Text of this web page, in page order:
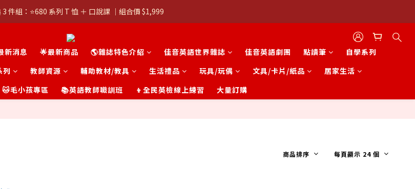
3 件組：⭐680 系列 T 恤 ＋ 口說課 ｜組合價 $1,999
3 件組：⭐680 系列 T 恤 ＋ 口說課 ｜組合價 $1,999
潮T任選兩件$1000
件組：⭐680 系列 T 恤 ＋ 口說課 ｜組合價 $1,999
新消息 🌟最新商品 🌎雜誌特色介紹 佳音英語世界雜誌 佳音英語劇團 點讀筆
自學系列
列 教師資源 輔助教材/教具 生活禮品 玩具/玩偶 文具/卡片/紙品
居家生活
🐱毛小孩專區 📚英語教師職訓班 👦全民英檢線上練習 大量訂購
商品排序 每頁顯示 24 個